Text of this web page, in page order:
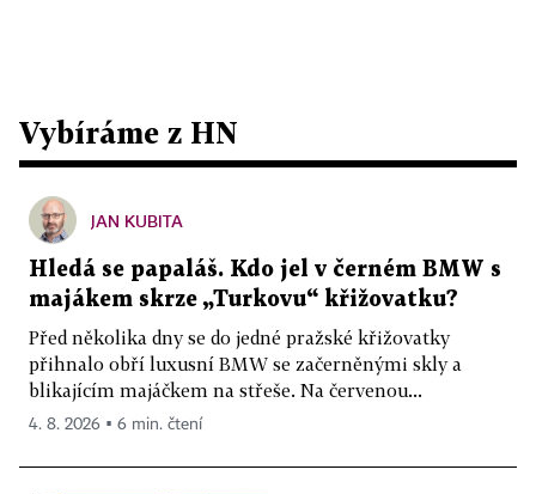
Vybíráme z HN
JAN KUBITA
Hledá se papaláš. Kdo jel v černém BMW s
majákem skrze „Turkovu“ křižovatku?
Před několika dny se do jedné pražské křižovatky
přihnalo obří luxusní BMW se začerněnými skly a
blikajícím majáčkem na střeše. Na červenou...
4. 8. 2026 ▪ 6 min. čtení